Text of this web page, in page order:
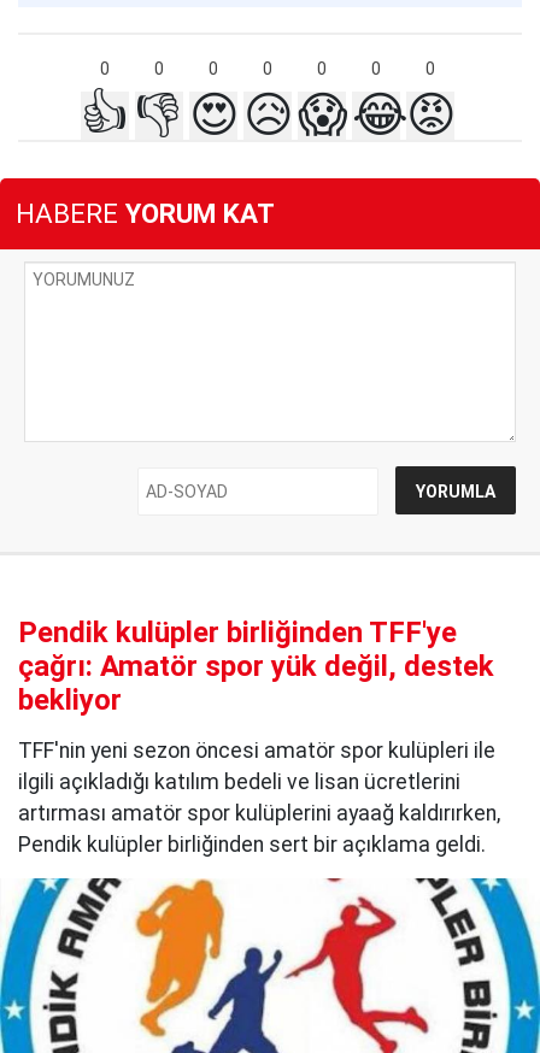
0 0 0 0 0 0 0
👍 👎 😍😥😱😂😡
HABERE YORUM KAT
Pendik kulüpler birliğinden TFF'ye
çağrı: Amatör spor yük değil, destek
bekliyor
TFF'nin yeni sezon öncesi amatör spor kulüpleri ile
ilgili açıkladığı katılım bedeli ve lisan ücretlerini
artırması amatör spor kulüplerini ayaağ kaldırırken,
Pendik kulüpler birliğinden sert bir açıklama geldi.